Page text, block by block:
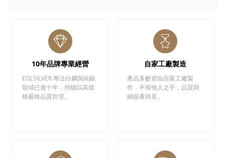
10年品牌專業經營
EDJ SILVER 專注白鋼與純銀
領域已逾十年，持續以高規
格嚴格品質控管。
自家工廠製造
產品多數皆由自家工廠製
作，不假他人之手，品質與
細節看得見。